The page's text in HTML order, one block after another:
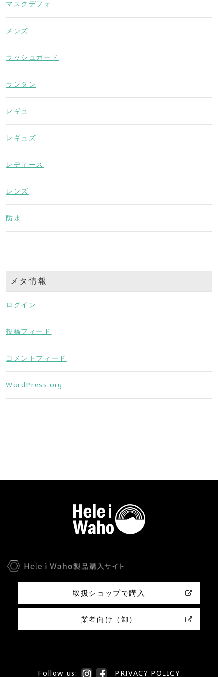
マスクデフォ
メンズ
ラッシュガード
ランタン
レギュ
レギュズ
レディース
レンズ
防水
メタ情報
ログイン
投稿フィード
コメントフィード
WordPress.org
取扱ショップで購入
業者向け（卸）
Follow us: PRIVACY POLICY